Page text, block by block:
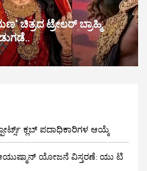
ಚಿತ್ರದ ಟ್ರೇಲರ್ ಬ್ರಾಹ್ಮಿ
ಕ್ಲಬ್‌ ಪದಾಧಿಕಾರಿಗಳ ಆಯ್ಕೆ
ಯೋಜನೆ ವಿಸ್ತರಣೆ: ಯು ಟಿ